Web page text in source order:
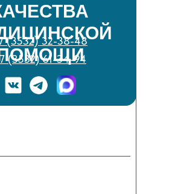
(3532) 32-38-48
(3532) 61-34-94